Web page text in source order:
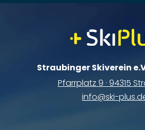
Straubinger Skiverein
Pfarrplatz 9 · 94315
info@ski-